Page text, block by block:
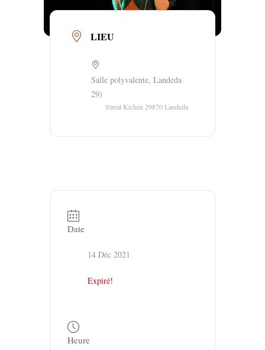
LIEU
Salle polyvalente, Landeda
29)
Streat Kichen 29870 Landeda
Date
14 Déc 2021
Expiré!
Heure